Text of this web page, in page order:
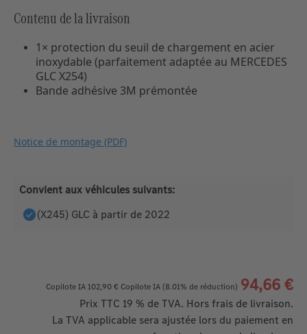
Contenu de la livraison
1× protection du seuil de chargement en acier
inoxydable (parfaitement adaptée au MERCEDES
GLC X254)
Bande adhésive 3M prémontée
Notice de montage (PDF)
Convient aux véhicules suivants:
(X245) GLC à partir de 2022
Copilote IA 102,90 € Copilote IA(8.01% de réduction) 94,66 €
Prix TTC 19 % de TVA. Hors frais de livraison.
La TVA applicable sera ajustée lors du paiement en